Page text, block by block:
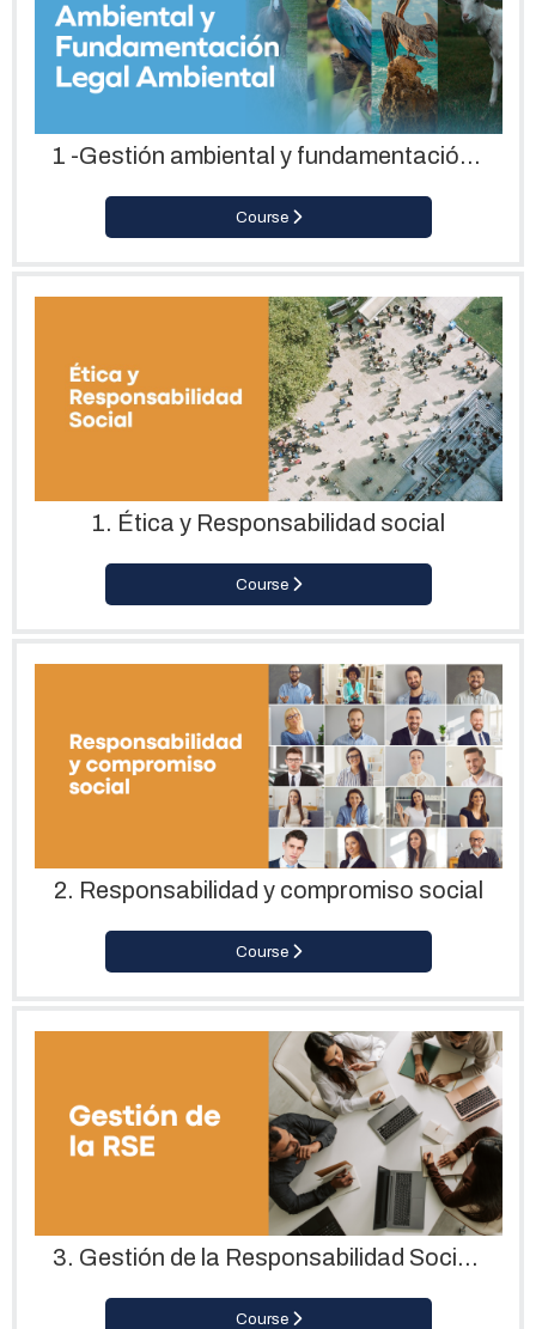
1 -Gestión ambiental y fundamentación legal ambiental
Course
1. Ética y Responsabilidad social
Course
2. Responsabilidad y compromiso social
Course
3. Gestión de la Responsabilidad Social Empresarial
Course